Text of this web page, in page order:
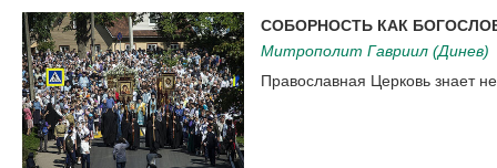
СОБОРНОСТЬ КАК
Митрополит Гавриил (Динев)
Православная Церковь знает